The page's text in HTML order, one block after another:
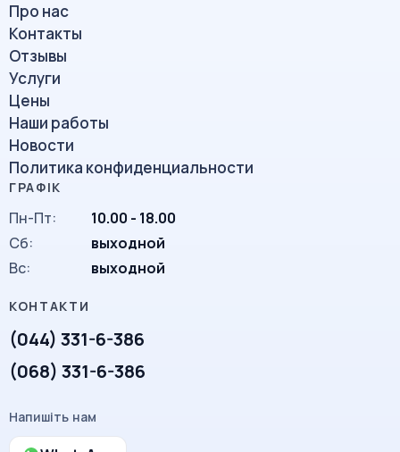
Про нас
Контакты
Отзывы
Услуги
Цены
Наши работы
Новости
Политика конфиденциальности
Пн-Пт:
10.00 - 18.00
Сб:
выходной
Вc:
выходной
(044) 331-6-386
(068) 331-6-386
Напишіть нам